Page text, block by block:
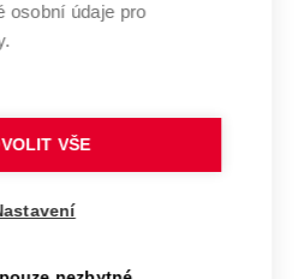
osobní údaje pro
VŠE